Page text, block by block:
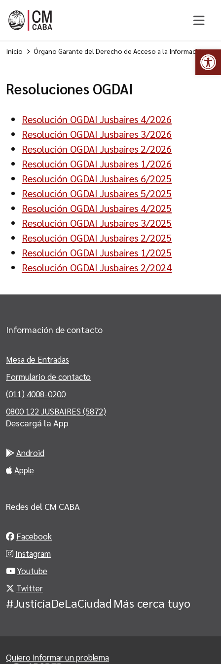
Inicio Órgano Garante del Derecho de Acceso a la Información
Resoluciones OGDAI
Resolución OGDAI Jusbaires 4/2026
Resolución OGDAI Jusbaires 3/2026
Resolución OGDAI Jusbaires 2/2026
Resolución OGDAI Jusbaires 1/2026
Resolución OGDAI Jusbaires 6/2025
Resolución OGDAI Jusbaires 5/2025
Resolución OGDAI Jusbaires 4/2025
Resolución OGDAI Jusbaires 3/2025
Resolución OGDAI Jusbaires 2/2025
Resolución OGDAI Jusbaires 1/2025
Resolución OGDAI Jusbaires 2/2024
Información de contacto
Mesa de Entradas
Formulario de contacto
(011) 4008-0200
0800 122 JUSBAIRES (5872)
Descargá la App
Android
Apple
Redes del CM CABA
Facebook
Instagram
Youtube
Twitter
#JusticiaDeLaCiudad Más cerca tuyo
Quiero informar un problema